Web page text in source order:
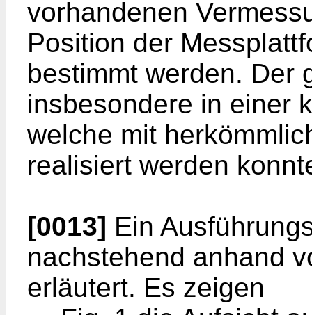
vorhandenen
Position der
bestimmt werden. Der
insbesondere in einer
welche mit
realisiert werden
[0013] Ein
nachstehend anhand
erläutert. Es zeigen